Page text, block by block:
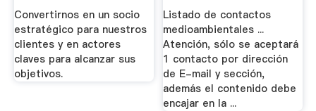
Convertirnos en un socio
estratégico para nuestros
clientes y en actores
claves para alcanzar sus
objetivos.
Listado de contactos
medioambientales ...
Atención, sólo se aceptará
1 contacto por dirección
de E-mail y sección,
además el contenido debe
encajar en la ...